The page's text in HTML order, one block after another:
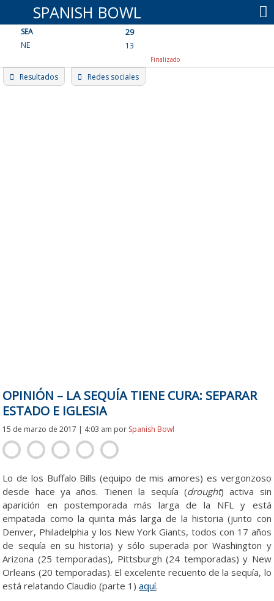
content
SPANISH BOWL
SEA
29
NE
13
Finalizado
Resultados Redes sociales
OPINIÓN – LA SEQUÍA TIENE CURA: SEPARAR
ESTADO E IGLESIA
15 de marzo de 2017 | 4:03 am por Spanish Bowl
Lo de los Buffalo Bills (equipo de mis amores) es vergonzoso
desde hace ya años. Tienen la sequía (drought) activa sin
aparición en postemporada más larga de la NFL y está
empatada como la quinta más larga de la historia (junto con
Denver, Philadelphia y los New York Giants, todos con 17 años
de sequía en su historia) y sólo superada por Washington y
Arizona (25 temporadas), Pittsburgh (24 temporadas) y New
Orleans (20 temporadas). El excelente recuento de la sequía, lo
está relatando Claudio (parte 1)aquí.